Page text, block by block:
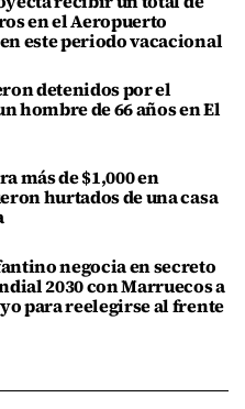
en el Aeropuerto
este periodo vacacional
detenidos por el
hombre de 66 años en El
más de $1,000 en
hurtados de una casa
negocia en secreto
2030 con Marruecos a
para reelegirse al frente